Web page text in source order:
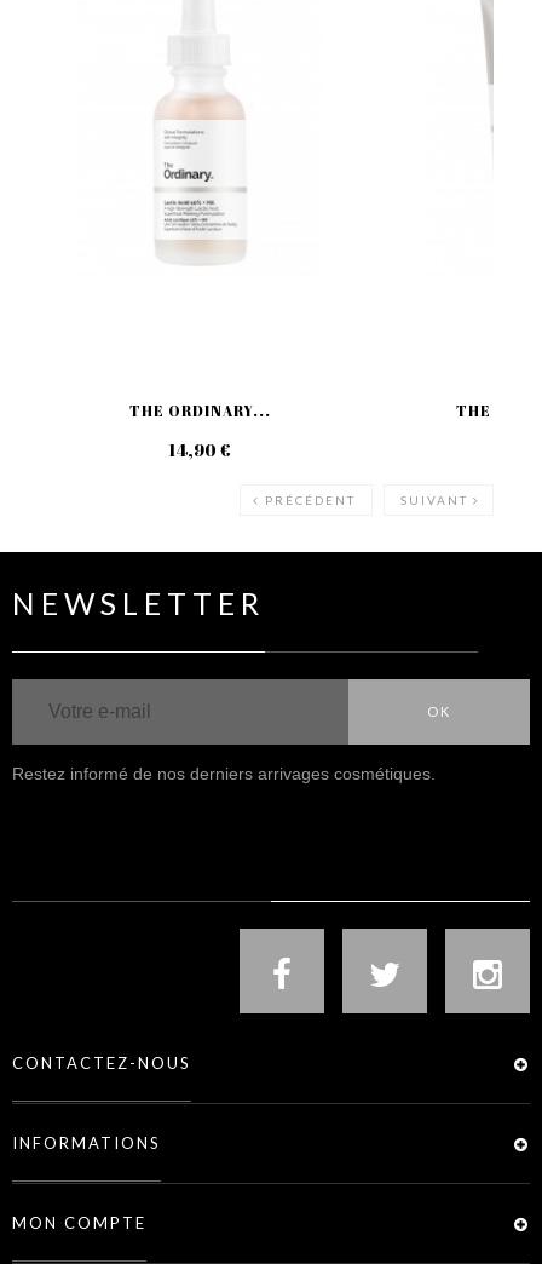
THE ORDINARY...
14,90 €
THE
PRÉCÉDENT SUIVANT
NEWSLETTER
OK
Restez informé de nos derniers arrivages cosmétiques.
CONTACTEZ-NOUS
INFORMATIONS
MON COMPTE